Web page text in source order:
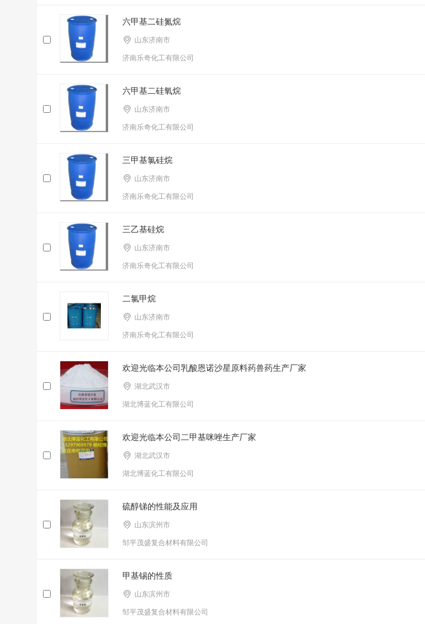
六甲基二硅氮烷
山东济南市
济南乐奇化工有限公司
六甲基二硅氧烷
山东济南市
济南乐奇化工有限公司
三甲基氯硅烷
山东济南市
济南乐奇化工有限公司
三乙基硅烷
山东济南市
济南乐奇化工有限公司
二氯甲烷
山东济南市
济南乐奇化工有限公司
欢迎光临本公司乳酸恩诺沙星原料药兽药生产厂家
湖北武汉市
湖北博蓝化工有限公司
欢迎光临本公司二甲基咪唑生产厂家
湖北武汉市
湖北博蓝化工有限公司
硫醇锑的性能及应用
山东滨州市
邹平茂盛复合材料有限公司
甲基锡的性质
山东滨州市
邹平茂盛复合材料有限公司